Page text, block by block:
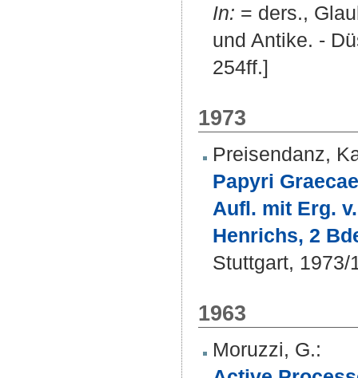
In: = ders.,
und Antike. -
254ff.]
1973
Preisendanz,
Papyri
Aufl. mit Erg.
Henrichs, 2
Stuttgart, 1973/
1963
Moruzzi, G.: